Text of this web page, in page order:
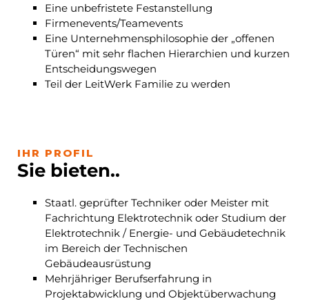
Eine unbefristete Festanstellung
Firmenevents/Teamevents
Eine Unternehmensphilosophie der „offenen
Türen“ mit sehr flachen Hierarchien und kurzen
Entscheidungswegen
Teil der LeitWerk Familie zu werden
IHR PROFIL
Sie bieten..
Staatl. geprüfter Techniker oder Meister mit
Fachrichtung Elektrotechnik oder Studium der
Elektrotechnik / Energie- und Gebäudetechnik
im Bereich der Technischen
Gebäudeausrüstung
Mehrjähriger Berufserfahrung in
Projektabwicklung und Objektüberwachung